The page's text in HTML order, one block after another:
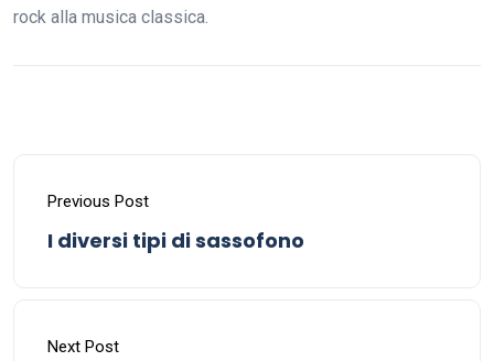
rock alla musica classica.
Previous Post
I diversi tipi di sassofono
Next Post